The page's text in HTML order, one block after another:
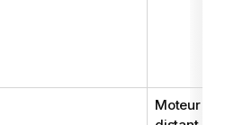
Moteur